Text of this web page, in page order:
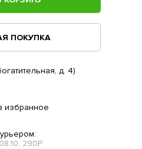
ПОКУПКА
д. 4)
избранное
290Р